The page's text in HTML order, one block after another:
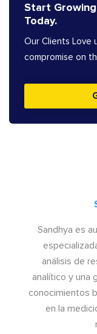
Start
Today.
Our Clients Love
compromise on
Sandhya es
análisis de
analítico y una
conocimientos
en la